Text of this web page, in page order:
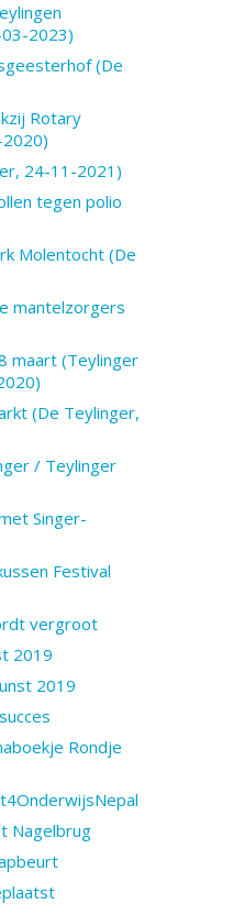
2023)
(De
Rotary
24-11-2021)
tegen polio
Molentocht (De
mantelzorgers
maart (Teylinger
(De Teylinger,
/ Teylinger
Singer-
Festival
vergroot
2019
2019
Rondje
Nagelbrug